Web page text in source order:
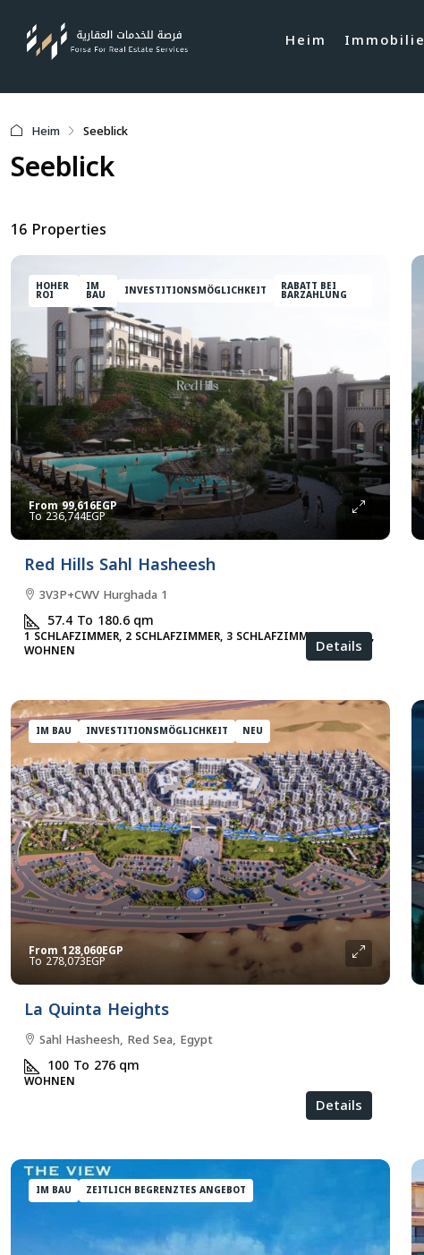
Heim Immobilie
Heim Seeblick
Seeblick
16 Properties
HOHER
ROI
IM
BAU INVESTITIONSMÖGLICHKEIT RABATT BEI
BARZAHLUNG
From99,616EGP
236,744EGP
Red Hills Sahl Hasheesh
3V3P+CWV Hurghada 1
57.4 To 180.6qm
1 SCHLAFZIMMER, 2 SCHLAFZIMMER, 3 SCHLAFZIMMER, STUDIO,
WOHNEN Details
IM BAU INVESTITIONSMÖGLICHKEIT NEU
From 128,060EGP
278,073EGP
La Quinta Heights
Sahl Hasheesh, Red Sea, Egypt
100 To 276qm
WOHNEN
Details
IM BAU ZEITLICH BEGRENZTES ANGEBOT